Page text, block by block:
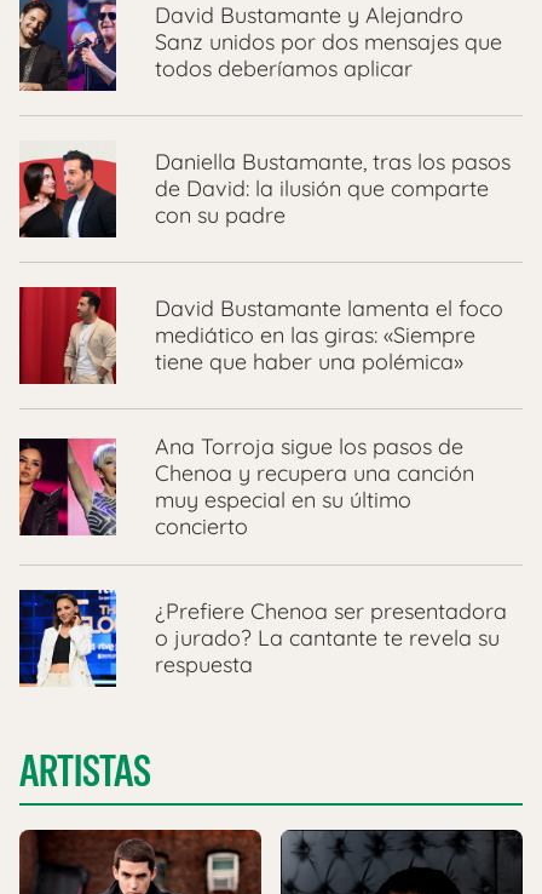
David Bustamante y Alejandro
Sanz unidos por dos mensajes que
todos deberíamos aplicar
Daniella Bustamante, tras los pasos
de David: la ilusión que comparte
con su padre
David Bustamante lamenta el foco
mediático en las giras: «Siempre
tiene que haber una polémica»
Ana Torroja sigue los pasos de
Chenoa y recupera una canción
muy especial en su último
concierto
¿Prefiere Chenoa ser presentadora
o jurado? La cantante te revela su
respuesta
ARTISTAS